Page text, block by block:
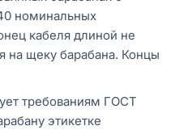
номинальных
кабеля длиной не
на щеку барабана. Концы
требованиям ГОСТ
этикетке